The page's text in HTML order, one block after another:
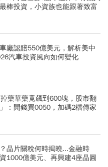
棒投資，小資族也能跟著致富
廠認賠550億美元，解析美中
汽車投資風向如何變化
藥華藥竟飆到600塊，股市翻
：閒錢買0050，加碼2檔傳家
晶片關稅何時揭曉...金融時
1000億美元、再興建4座晶圓